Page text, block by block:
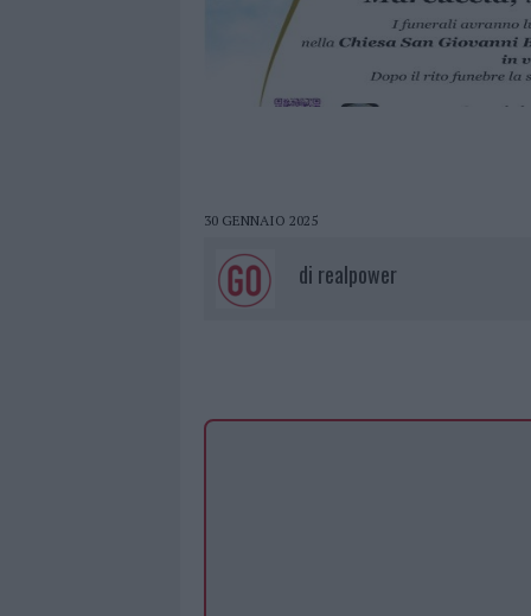
30 GENNAIO 2025
di realpower